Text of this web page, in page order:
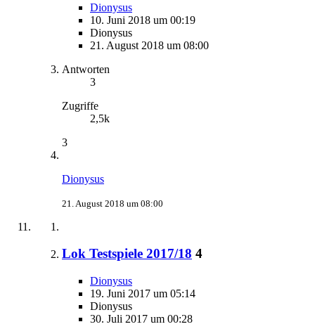
Dionysus
10. Juni 2018 um 00:19
Dionysus
21. August 2018 um 08:00
Antworten
3
Zugriffe
2,5k
3
Dionysus
21. August 2018 um 08:00
Lok Testspiele 2017/18 4
Dionysus
19. Juni 2017 um 05:14
Dionysus
30. Juli 2017 um 00:28